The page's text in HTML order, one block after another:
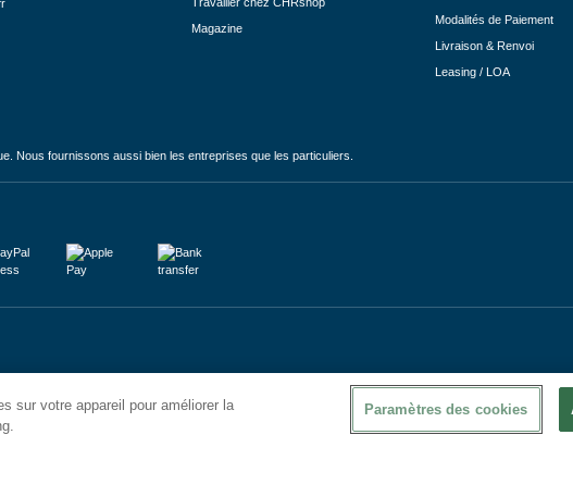
Magazine
Modalités de Paiement
Livraison & Renvoi
Leasing / LOA
Nous fournissons aussi bien les entreprises que les particuliers.
sur votre appareil pour améliorer la
Paramètres des cookies